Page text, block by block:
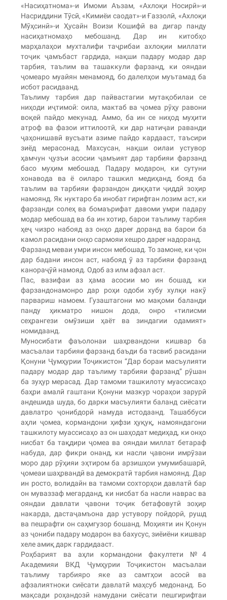
«Насиҳатнома»-и Имоми Аъзам, «Ахлоқи Носирӣ»-и
Насриддини Тӯсӣ, «Кимиёи саодат»-и Ғаззолӣ, «Ахлоқи
Мӯҳсинӣ»-и Ҳусайн Воизи Кошифӣ ва дигар панду
насиҳатномаҳо мебошанд. Дар ин китобҳо
марҳалаҳои мухталифи таҷрибаи ахлоқии миллати
тоҷик ҷамъбаст гардида, нақши падару модар дар
тарбия, таълим ва ташаккули фарзанд, ки ояндаи
ҷомеаро муайян менамояд, бо далелҳои муътамад ба
исбот расидаанд.
Таълиму тарбия дар пайвастагии мутақобилаи се
ниҳоди иҷтимоӣ: оила, мактаб ва ҷомеа рӯҳу равони
воқеӣ пайдо мекунад. Аммо, ба ин се ниҳод муҳити
атроф ва фазои иттилоотӣ, ки дар натиҷаи раванди
ҷаҳонишавӣ вусъати азиме пайдо кардааст, таъсири
зиёд мерасонад. Махсусан, нақши оилаи устувор
ҳамчун ҷузъи асосии ҷамъият дар тарбияи фарзанд
басо муҳим мебошад. Падару модарон, ки сутуни
хонавода ва ё оиларо ташкил медиҳанд, бояд ба
таълим ва тарбияи фарзандон диққати ҷиддӣ зоҳир
намоянд. Як нуктаро ба инобат гирифтан лозим аст, ки
фарзанди солеҳ ва бомаърифат давоми умри падару
модар мебошад ва ба ин хотир, барои таълиму тарбия
ҳеҷ чизро набояд аз онҳо дареғ доранд ва барои ба
камол расидани онҳо сармояи хешро дареғ надоранд.
Фарзанд меваи умри инсон мебошад. То замоне, ки ҷон
дар бадани инсон аст, набояд ӯ аз тарбияи фарзанд
канораҷӯӣ намояд. Одоб аз илм афзал аст.
Пас, вазифаи аз ҳама асосии мо ин бошад, ки
фарзандонамонро дар роҳи одоби хубу хулқи накӯ
парвариш намоем. Гузаштагони мо мақоми баланди
панду ҳикматро нишон дода, онро «тилисми
сеҳрангези омӯзиши ҳаёт ва зиндагии одамият»
номидаанд.
Муносибати фаъолонаи шаҳрвандони кишвар ба
масъалаи тарбияи фарзанд баъди ба тасвиб расидани
Қонуни Ҷумҳурии Тоҷикистон “Дар бораи масъулияти
падару модар дар таълиму тарбияи фарзанд” рӯшан
ба зуҳур мерасад. Дар тамоми ташкилоту муассисаҳо
баҳри амалӣ гаштани Қонуни мазкур чораҳои зарурӣ
андешида шуда, бо дарки масъулияти баланд сиёсати
давлатро ҷонибдорӣ намуда истодаанд. Ташаббуси
аҳли ҷомеа, кормандони ҳифзи ҳуқуқ, намояндагони
ташкилоту муассисаҳо аз он шаҳодат медиҳад, ки онҳо
нисбат ба тақдири ҷомеа ва ояндаи миллат бетараф
набуда, дар фикри онанд, ки насли ҷавони имрӯзаи
моро дар рӯҳияи эҳтиром ба арзишҳои умумибашарӣ,
ҷомеаи шаҳрвандӣ ва демократӣ тарбия намоянд. Дар
ин росто, волидайн ва тамоми сохторҳои давлатӣ бар
он муваззаф мегарданд, ки нисбат ба насли наврас ва
ояндаи давлати ҷавони тоҷик бетафовутӣ зоҳир
накарда, дастаҷамъона дар устувору пойдорӣ, рушд
ва пешрафти он саҳмгузор бошанд. Моҳияти ин Қонун
аз ҷониби падару модарон ва бахусус, зиёиёни кишвар
хеле амиқ дарк гардидааст.
Роҳбарият ва аҳли кормандони факултети №4
Академияи ВКД Ҷумҳурии Тоҷикистон масъалаи
таълиму тарбияро яке аз самтҳои асосӣ ва
афзалиятноки сиёсати давлатӣ маҳсуб медонанд. Бо
мақсади роҳандозӣ намудани сиёсати пешгирифтаи